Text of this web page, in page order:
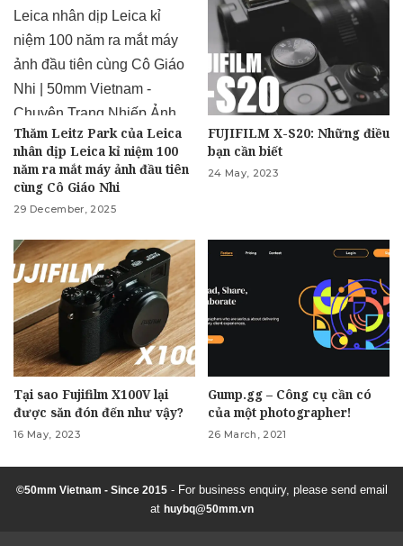
Thăm Leitz Park của Leica
nhân dịp Leica kỉ niệm 100
năm ra mắt máy ảnh đầu tiên
cùng Cô Giáo Nhi
29 December, 2025
FUJIFILM X-S20: Những điều
bạn cần biết
24 May, 2023
Tại sao Fujifilm X100V lại
được săn đón đến như vậy?
16 May, 2023
Gump.gg – Công cụ cần có
của một photographer!
26 March, 2021
©50mm Vietnam - Since 2015- For business enquiry, please send email
at huybq@50mm.vn